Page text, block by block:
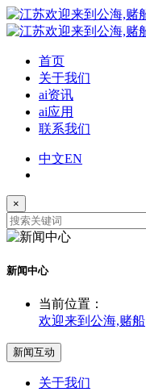
首页
关于我们
ai资讯
ai应用
联系我们
中文EN
×
新闻中心
当前位置：
欢迎来到公海,赌船
新闻互动
关于我们